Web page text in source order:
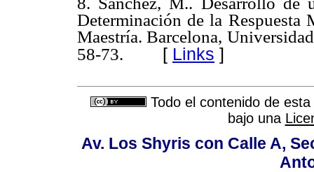
Determinación de la Respuesta
Maestría. Barcelona,
58-73. [ Links ]
Todo el contenido de
bajo una
Av. Los Shyris con Calle A,